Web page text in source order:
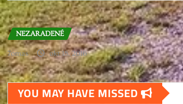
NEZARADENÉ
7omas okt 18, 2016
YOU MAY HAVE MISSED